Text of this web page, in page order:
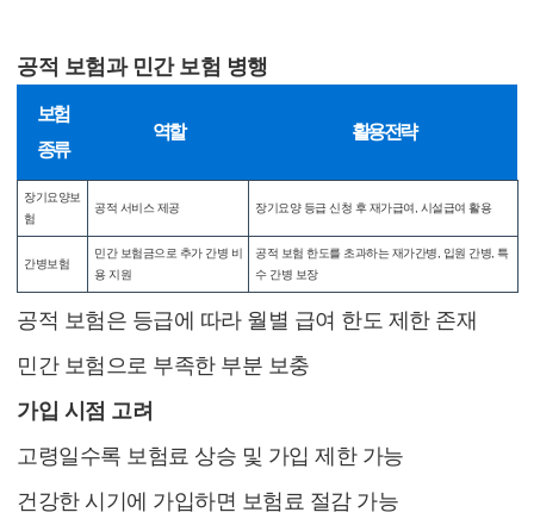
공적 보험과 민간 보험 병행
보험
종류
역할 활용 전략
장기요양보
험
공적 서비스 제공 장기요양 등급 신청 후 재가급여, 시설급여 활용
간병보험
민간 보험금으로 추가 간병 비
용 지원
공적 보험 한도를 초과하는 재가간병, 입원 간병, 특
수 간병 보장
공적 보험은 등급에 따라 월별 급여 한도 제한 존재
민간 보험으로 부족한 부분 보충
가입 시점 고려
고령일수록 보험료 상승 및 가입 제한 가능
건강한 시기에 가입하면 보험료 절감 가능